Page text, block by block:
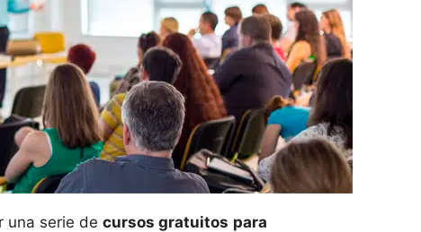
una serie de cursos gratuitos para